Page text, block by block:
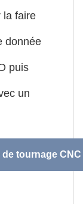
la faire
donnée
puis
un
tournage CNC